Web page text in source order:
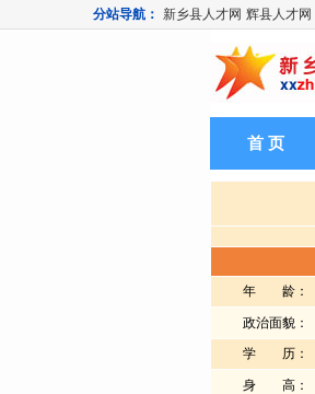
分站导航： 新乡县人才网 辉县人才网
首 页
年 龄：
政治面貌：
学 历：
身 高：